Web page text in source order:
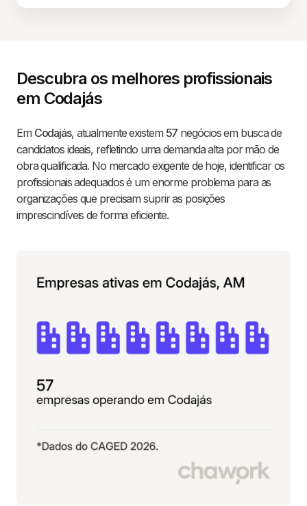
Descubra os melhores profissionais
em Codajás
Em Codajás, atualmente existem 57 negócios em busca de
candidatos ideais, refletindo uma demanda alta por mão de
obra qualificada. No mercado exigente de hoje, identificar os
profissionais adequados é um enorme problema para as
organizações que precisam suprir as posições
imprescindíveis de forma eficiente.